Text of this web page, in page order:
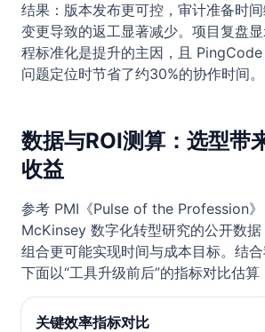
结果：版本发布更可控，审计准备时
变更导致的返工显著减少。项目复盘
程标准化是提升的主因，且
问题定位时节省了约30%的协作时间。
数据与ROI测算：选型带
收益
参考 PMI《Pulse of the Profession
McKinsey 数字化转型研究的公开数据
组合更可能实现时间与成本目标。结合
下面以“工具升级前后”的指标对比估算
关键效率指标对比